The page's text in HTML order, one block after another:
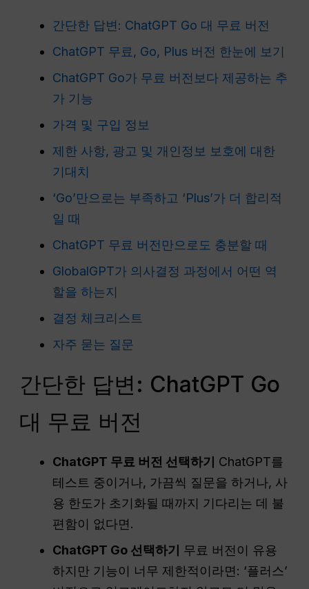
간단한 답변: ChatGPT Go 대 무료 버전
ChatGPT 무료, Go, Plus 버전 한눈에 보기
ChatGPT Go가 무료 버전보다 제공하는 추
가 기능
가격 및 구입 정보
제한 사항, 광고 및 개인정보 보호에 대한
기대치
‘Go’만으로는 부족하고 ‘Plus’가 더 합리적
일 때
ChatGPT 무료 버전만으로도 충분할 때
GlobalGPT가 의사결정 과정에서 어떤 역
할을 하는지
결정 체크리스트
자주 묻는 질문
간단한 답변: ChatGPT Go
대 무료 버전
ChatGPT 무료 버전 선택하기
ChatGPT를
테스트 중이거나, 가끔씩 질문을 하거나, 사
용 한도가 초기화될 때까지 기다리는 데 불
편함이 없다면.
ChatGPT Go 선택하기
무료 버전이 유용
하지만 기능이 너무 제한적이라면: ‘플러스’